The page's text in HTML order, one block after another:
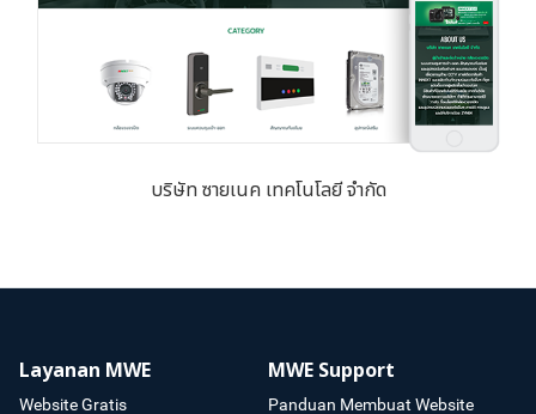
บริษัท ซายเนค เทคโนโลยี จำกัด
Layanan MWE
Website Gratis
MWE Support
Panduan Membuat Website